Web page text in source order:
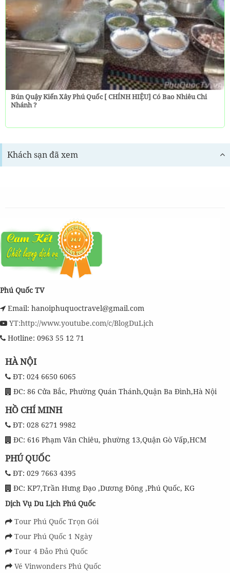
Bún Quậy Kiến Xây Phú Quốc [ CHÍNH HIỆU] Có Bao Nhiêu Chi
Nhánh ?
Khách sạn đã xem
Phú Quốc TV
Email: hanoiphuquoctravel@gmail.com
YT:http://www.youtube.com/c/BlogDuLịch
Hotline: 0963 55 12 71
HÀ NỘI
ĐT: 024 6650 6065
ĐC: 86 Cửa Bắc, Phường Quán Thánh,Quận Ba Đình,Hà Nội
HỒ CHÍ MINH
ĐT: 028 6271 9982
ĐC: 616 Phạm Văn Chiêu, phường 13,Quận Gò Vấp,HCM
PHÚ QUỐC
ĐT: 029 7663 4395
ĐC: KP7,Trần Hưng Đạo ,Dương Đông ,Phú Quốc, KG
Dịch Vụ Du Lịch Phú Quốc
Tour Phú Quốc Trọn Gói
Tour Phú Quốc 1 Ngày
Tour 4 Đảo Phú Quốc
Vé Vinwonders Phú Quốc